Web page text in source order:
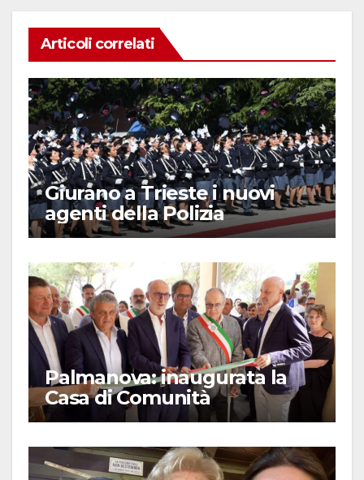
Articoli correlati
Giurano a Trieste i nuovi
agenti della Polizia
Palmanova: inaugurata la
Casa di Comunità